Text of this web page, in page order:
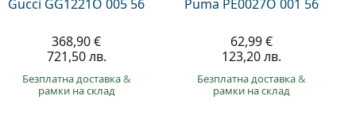
Gucci GG1221O 005 56
368,90 €
721,50 лв.
Безплатна доставка&
рамки на склад
Puma PE0027O 001 56
62,99 €
123,20 лв.
Безплатна доставка&
рамки на склад